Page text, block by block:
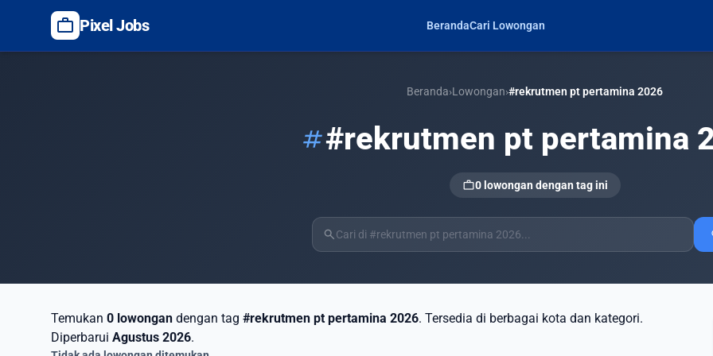
work Pixel Jobs BerandaCari Lowongan
Beranda›Lowongan›#rekrutmen pt pertamina 2026
tag#rekrutmen pt pertamina
work0 lowongan dengan tag ini
search
Temukan 0 lowongan dengan tag #rekrutmen pt pertamina 2026. Tersedia di berbagai kota dan kategori.
Diperbarui Agustus 2026.